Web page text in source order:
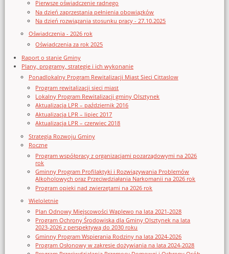
Pierwsze oświadczenie radnego
Na dzień zaprzestania pełnienia obowiązków
Na dzień rozwiązania stosunku pracy - 27.10.2025
Oświadczenia - 2026 rok
Oświadczenia za rok 2025
Raport o stanie Gminy
Plany, programy, strategie i ich wykonanie
Ponadlokalny Program Rewitalizacji Miast Sieci Cittaslow
Program rewitalizacji sieci miast
Lokalny Program Rewitalizacji gminy Olsztynek
Aktualizacja LPR – październik 2016
Aktualizacja LPR – lipiec 2017
Aktualizacja LPR – czerwiec 2018
Strategia Rozwoju Gminy
Roczne
Program współpracy z organizacjami pozarządowymi na 2026
rok
Gminny Program Profilaktyki i Rozwiązywania Problemów
Alkoholowych oraz Przeciwdziałania Narkomanii na 2026 rok
Program opieki nad zwierzętami na 2026 rok
Wieloletnie
Plan Odnowy Miejscowości Waplewo na lata 2021-2028
Program Ochrony Środowiska dla Gminy Olsztynek na lata
2023-2026 z perspektywą do 2030 roku
Gminny Program Wspierania Rodziny na lata 2024-2026
Program Osłonowy w zakresie dożywiania na lata 2024-2028